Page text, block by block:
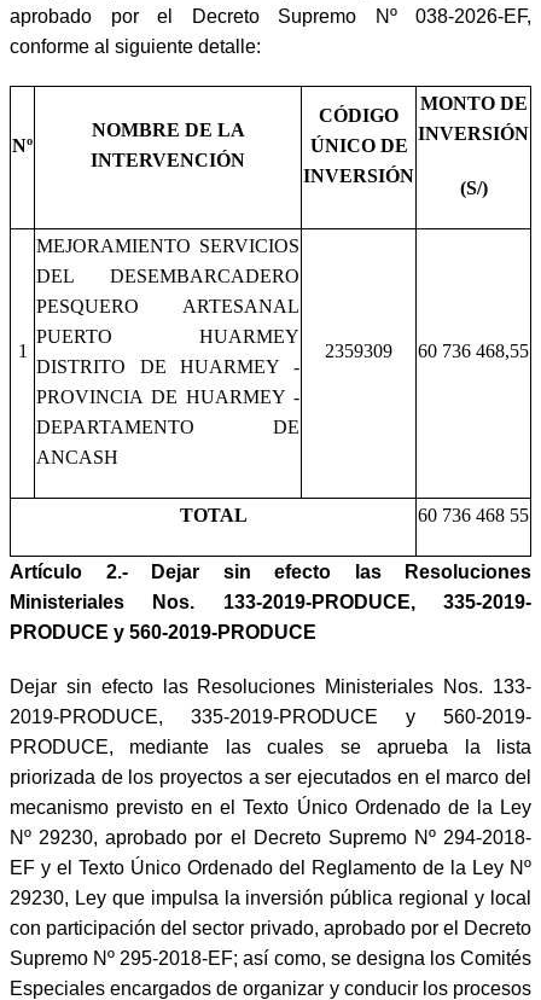
aprobado por el Decreto Supremo Nº 038-2026-EF,
conforme al siguiente detalle:
Nº
NOMBRE DE LA
INTERVENCIÓN
CÓDIGO
ÚNICO DE
INVERSIÓN
MONTO DE
INVERSIÓN
(S/)
1
MEJORAMIENTO SERVICIOS
DEL DESEMBARCADERO
PESQUERO ARTESANAL
PUERTO HUARMEY
DISTRITO DE HUARMEY -
PROVINCIA DE HUARMEY -
DEPARTAMENTO DE
ANCASH
2359309 60 736 468,55
TOTAL 60 736 468 55
Artículo 2.-
Dejar sin efecto las Resoluciones
Ministeriales Nos. 133-2019-PRODUCE, 335-2019-
PRODUCE y 560-2019-PRODUCE
Dejar sin efecto las Resoluciones Ministeriales Nos. 133-
2019-PRODUCE, 335-2019-PRODUCE y 560-2019-
PRODUCE, mediante las cuales se aprueba la lista
priorizada de los proyectos a ser ejecutados en el marco del
mecanismo previsto en el Texto Único Ordenado de la Ley
Nº 29230, aprobado por el Decreto Supremo Nº 294-2018-
EF y el Texto Único Ordenado del Reglamento de la Ley Nº
29230, Ley que impulsa la inversión pública regional y local
con participación del sector privado, aprobado por el Decreto
Supremo Nº 295-2018-EF; así como, se designa los Comités
Especiales encargados de organizar y conducir los procesos